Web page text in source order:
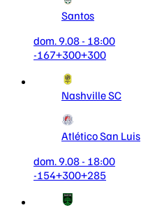
Santos
dom. 9.08 - 18:00
-167+300+300
Nashville SC
Atlético San Luis
dom. 9.08 - 18:00
-154+300+285